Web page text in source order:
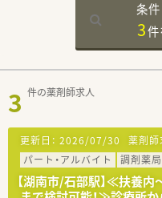
条
3件
3 件の薬剤師求人
更新日： 2026/07/30 薬剤師
パート・アルバイト
調剤薬局
【湖南市/石部駅】≪扶養